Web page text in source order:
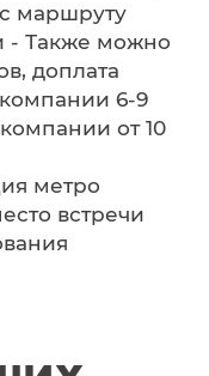
маршруту
- Также можно
доплата
компании 6-9
от 10
метро
встречи